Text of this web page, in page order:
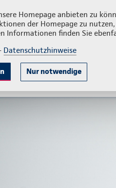
Homepage anbieten zu
der Homepage zu
Informationen finden Sie
Datenschutzhinweise
Nur notwendige
Christian Verbeet